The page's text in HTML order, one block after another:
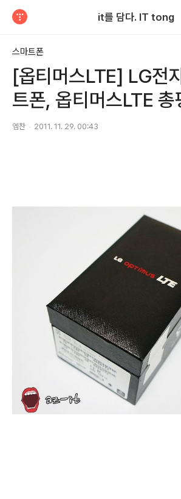
it를 담다. IT tong
스마트폰
[옵티머스LTE] LG전
트폰, 옵티머스LTE 총
엠찬 2011. 11. 29. 00:43